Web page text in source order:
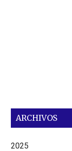
ARCHIVOS
2025